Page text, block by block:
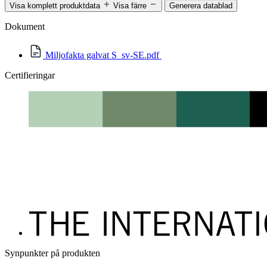
Visa komplett produktdata Visa färre Generera datablad
Dokument
Miljofakta galvat S_sv-SE.pdf
Certifieringar
Synpunkter på produkten